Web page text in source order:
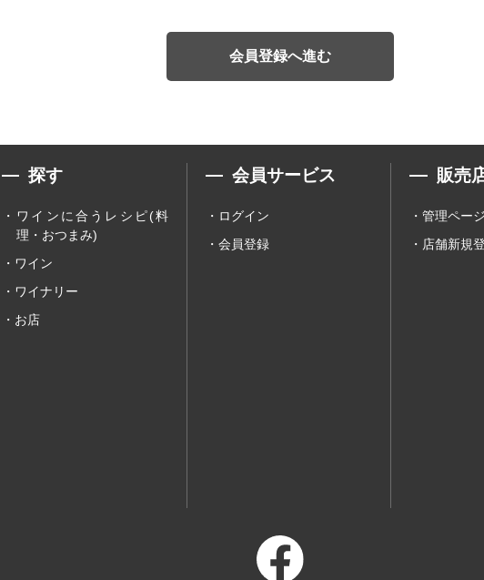
会員登録へ進む
探す
ワインに合うレシピ(料
理・おつまみ)
ワイン
ワイナリー
お店
会員サービス
ログイン
会員登録
販売
管理ペー
店舗新規